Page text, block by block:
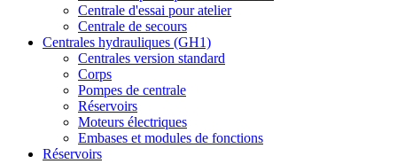
Centrale d'essai pour atelier
Centrale de secours
Centrales hydrauliques (GH1)
Centrales version standard
Corps
Pompes de centrale
Réservoirs
Moteurs électriques
Embases et modules de fonctions
Réservoirs